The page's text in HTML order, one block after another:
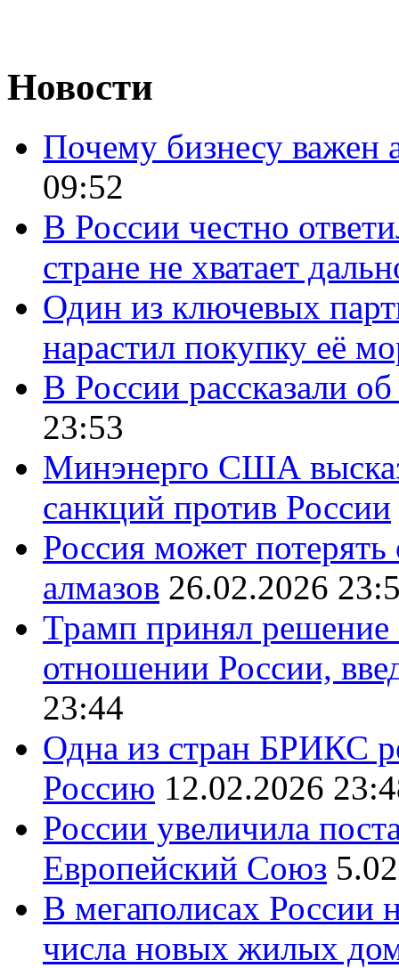
Новости
Почему бизнесу важен
09:52
В России честно
стране не хватает
Один из ключевых
нарастил покупку её
В России рассказали
23:53
Минэнерго США
санкций против России
Россия может
алмазов 26.02.2026
Трамп принял решение
отношении России,
23:44
Одна из стран БРИКС
Россию 12.02.2026
России увеличила
Европейский Союз
В мегаполисах России
числа новых жилых